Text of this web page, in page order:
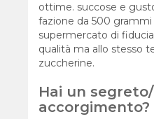
ottime. succose e
fazione da 500
supermercato di
qualità ma allo stesso
zuccherine.
Hai un
accorgimento?